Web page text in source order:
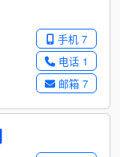
手机 7
电话 1
邮箱 7